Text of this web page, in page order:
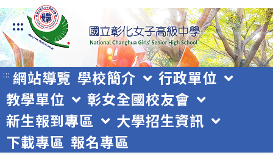
跳
轉
至
主
要
內
容
:::
::: 網站導覽 學校簡介
行政單位
教學單位
彰女全國校友會
新生報到專區
大學招生資訊
下載專區 報名專區